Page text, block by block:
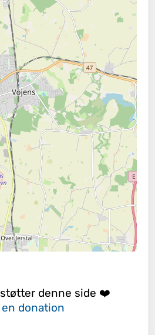
støtter denne side ❤️
en donation